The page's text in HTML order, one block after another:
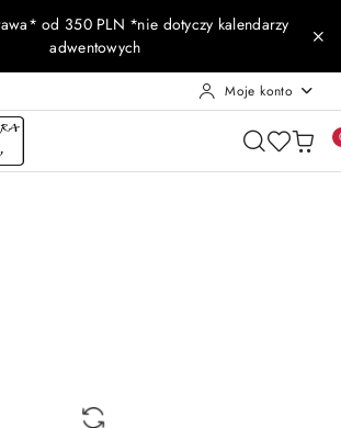
głównej
konto
głównego
produktu
od 350 PLN *nie dotyczy kalendarzy
adwentowych
Moje konto